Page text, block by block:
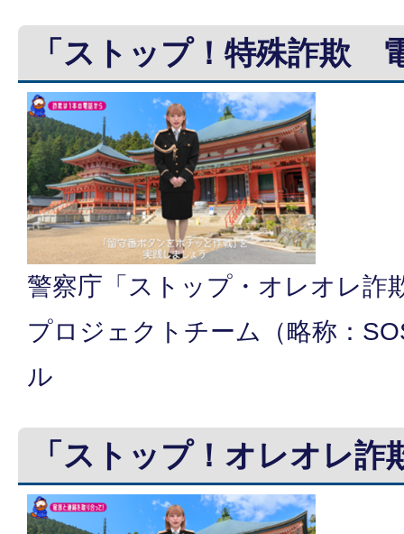
「ストップ！特殊詐欺
警察庁「ストップ・オレオレ詐
プロジェクトチーム（略称：
ル
「ストップ！オレオレ